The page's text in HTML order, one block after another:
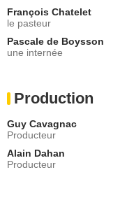
François Chatelet
le pasteur
Pascale de Boysson
une internée
Production
Guy Cavagnac
Producteur
Alain Dahan
Producteur